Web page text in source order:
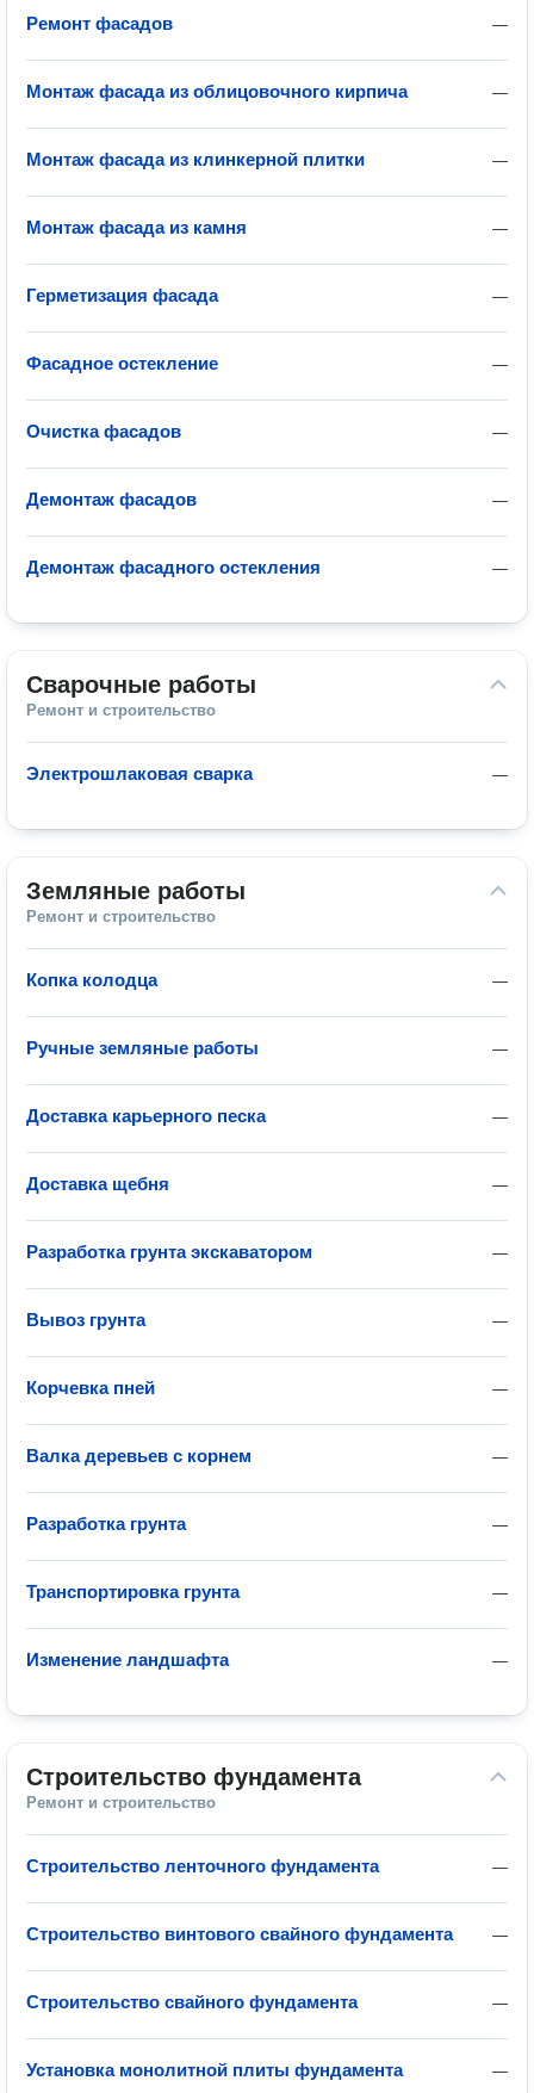
—
Ремонт фасадов
—
Монтаж фасада из облицовочного кирпича
—
Монтаж фасада из клинкерной плитки
—
Монтаж фасада из камня
—
Герметизация фасада
—
Фасадное остекление
—
Очистка фасадов
—
Демонтаж фасадов
—
Демонтаж фасадного остекления
Сварочные работы
Ремонт и строительство
—
Электрошлаковая сварка
Земляные работы
Ремонт и строительство
—
Копка колодца
—
Ручные земляные работы
—
Доставка карьерного песка
—
Доставка щебня
—
Разработка грунта экскаватором
—
Вывоз грунта
—
Корчевка пней
—
Валка деревьев с корнем
—
Разработка грунта
—
Транспортировка грунта
—
Изменение ландшафта
Строительство фундамента
Ремонт и строительство
—
Строительство ленточного фундамента
—
Строительство винтового свайного фундамента
—
Строительство свайного фундамента
—
Установка монолитной плиты фундамента